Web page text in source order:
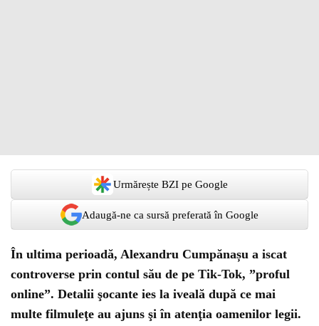
Urmărește BZI pe Google
Adaugă-ne ca sursă preferată în Google
În ultima perioadă, Alexandru Cumpănașu a iscat
controverse prin contul său de pe Tik-Tok, ”proful
online”. Detalii şocante ies la iveală după ce mai
multe filmuleţe au ajuns şi în atenţia oamenilor legii.